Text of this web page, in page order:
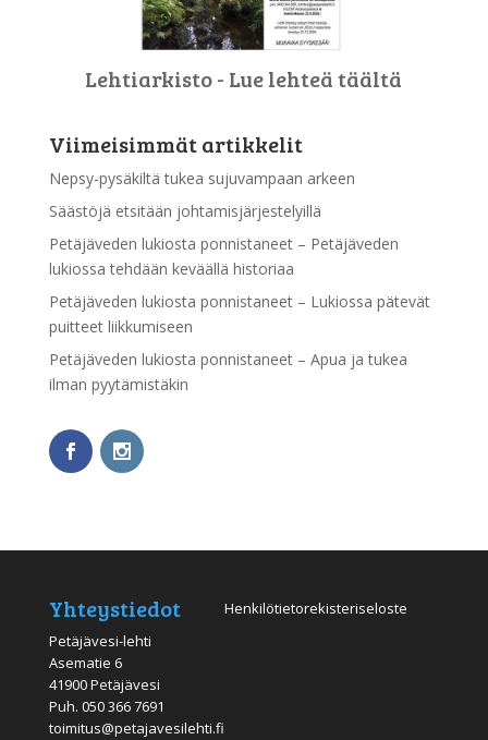
Lehtiarkisto - Lue lehteä täältä
Viimeisimmät artikkelit
Nepsy-pysäkiltä tukea sujuvampaan arkeen
Säästöjä etsitään johtamisjärjestelyillä
Petäjäveden lukiosta ponnistaneet – Petäjäveden
lukiossa tehdään keväällä historiaa
Petäjäveden lukiosta ponnistaneet – Lukiossa pätevät
puitteet liikkumiseen
Petäjäveden lukiosta ponnistaneet – Apua ja tukea
ilman pyytämistäkin
Yhteystiedot
Petäjävesi-lehti
Asematie 6
41900 Petäjävesi
Puh. 050 366 7691
toimitus@petajavesilehti.fi
Henkilötietorekisteriseloste